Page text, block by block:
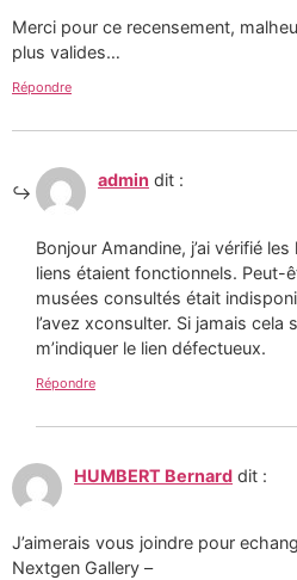
Merci pour ce recensement,
plus valides…
Répondre
admin dit :
Bonjour Amandine, j’ai vérifié
liens étaient fonctionnels. Peut-
musées consultés était
l’avez xconsulter. Si jamais
m’indiquer le lien défectueux.
Répondre
HUMBERT Bernard dit :
J’aimerais vous joindre pour
Nextgen Gallery –